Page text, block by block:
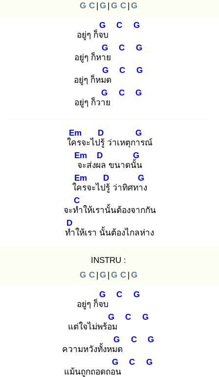
G C | G | G C | G
อยู่ๆ ก็จบ
G C G
อยู่ๆ ก็หาย
G C G
อยู่ๆ ก็หมด
G C G
อยู่ๆ ก็วาย
G C G
ใคร
Em
จะไปรู้
D
ว่าเหตุการ
G
ณ์
จะ
Em
ส่งผล
D
ขนาดนั้น
G
ใคร
Em
จะไปรู้
D
ว่าทิศทาง
G
จะทำ
C
ให้เรานั้นต้องจากกัน
ทำ
D
ให้เรา นั้นต้องไกลห่าง
INSTRU :
G C | G | G C | G
อยู่ๆ ก็จบ
G C G
แต่ใจไม่พร้อม
G C G
ความหวังทั้งหมด
G C G
แม้นถูกถอดถอน
G C G